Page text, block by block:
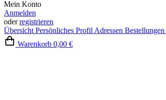
Mein Konto
Anmelden
oderregistrieren
Übersicht Persönliches Profil Adressen Bestellungen
Warenkorb 0,00 €